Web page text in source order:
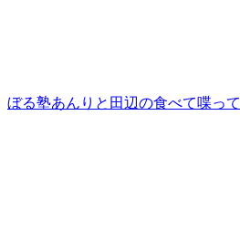
ぼる塾あんりと田辺の食べて喋って